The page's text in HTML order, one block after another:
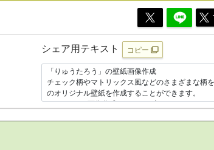
シェア用テキスト コピー